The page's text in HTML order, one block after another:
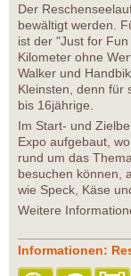
Der
bewältigt werden.
ist der "Just for
Kilometer ohne
Walker und
Kleinsten, denn für
bis 16jährige.
Im Start- und
Expo aufgebaut,
rund um das
besuchen können,
wie Speck, Käse
Weitere
Informationen: